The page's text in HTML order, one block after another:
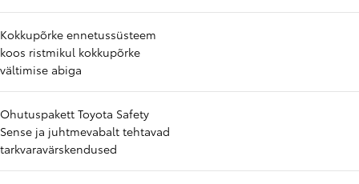
Kokkupõrke ennetussüsteem
koos ristmikul kokkupõrke
vältimise abiga
Ohutuspakett Toyota Safety
Sense ja juhtmevabalt tehtavad
tarkvaravärskendused